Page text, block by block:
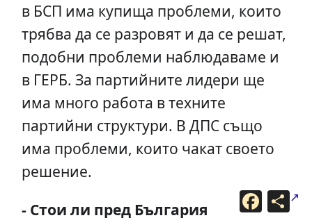
в БСП има купища проблеми, които
трябва да се разровят и да се решат,
подобни проблеми наблюдаваме и
в ГЕРБ. За партийните лидери ще
има много работа в техните
партийни структури. В ДПС също
има проблеми, които чакат своето
решение.
- Стои ли пред България
F
a
С
п